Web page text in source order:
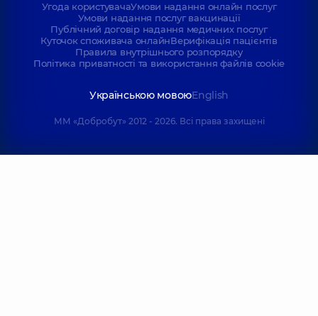
Угода користувачаУмови надання онлайн послуг
Умови надання послуг вакцинації
Публічний договір надання медичних послуг
Куточок споживача онлайнВерифікація пацієнтів
Правила внутрішнього розпорядку
Політика приватності та використання файлів cookie
Українською мовоюEnglish
ММ «Добробут» 2012 - 2026. Всі права захищені